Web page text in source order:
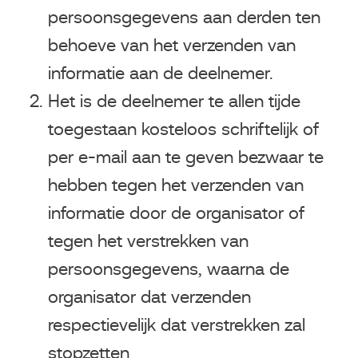
persoonsgegevens aan derden ten
behoeve van het verzenden van
informatie aan de deelnemer.
Het is de deelnemer te allen tijde
toegestaan kosteloos schriftelijk of
per e-mail aan te geven bezwaar te
hebben tegen het verzenden van
informatie door de organisator of
tegen het verstrekken van
persoonsgegevens, waarna de
organisator dat verzenden
respectievelijk dat verstrekken zal
stopzetten